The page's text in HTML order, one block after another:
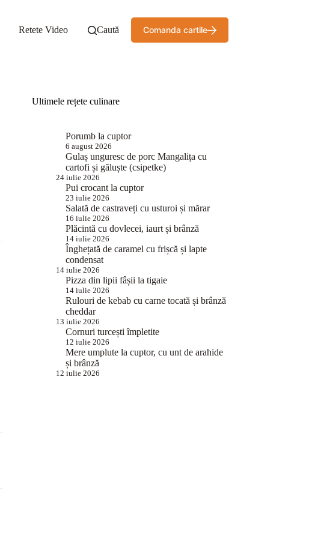
Retete Video Caută Comanda cartile
Ultimele rețete culinare
Porumb la cuptor
6 august 2026
Gulaș unguresc de porc Mangalița cu
cartofi și găluște (csipetke)
24 iulie 2026
Pui crocant la cuptor
23 iulie 2026
Salată de castraveți cu usturoi și mărar
16 iulie 2026
Plăcintă cu dovlecei, iaurt și brânză
14 iulie 2026
Înghețată de caramel cu frișcă și lapte
condensat
14 iulie 2026
Pizza din lipii fâșii la tigaie
14 iulie 2026
Rulouri de kebab cu carne tocată și brânză
cheddar
13 iulie 2026
Cornuri turcești împletite
12 iulie 2026
Mere umplute la cuptor, cu unt de arahide
și brânză
12 iulie 2026